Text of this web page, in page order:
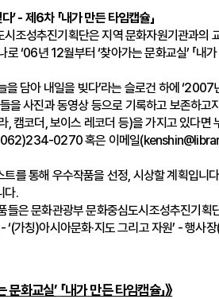
’- 제 6차 「내가만든 타임캡슐」
조성추진기획단은 지역 문화자원기관과의
‘06년 12월부터 ‘찾아가는 문화교실’ 「내
을 담아 내일을 빚다’라는 슬로건 하에
을 사진과 동영상 등으로 기록하고 보존하고
, 캠코더, 보이스 레코더 등)을 가지고 있다면
062)234-0270 혹은 이메일
를 통해 우수작품을 선정, 시상할 계획입니
다.
들은 문화관광부 문화중심도시조성추진기획
가칭)아시아문화·지도 그리고 자원’ - 행사
문화교실’ 「내가만든타임캡슐」》